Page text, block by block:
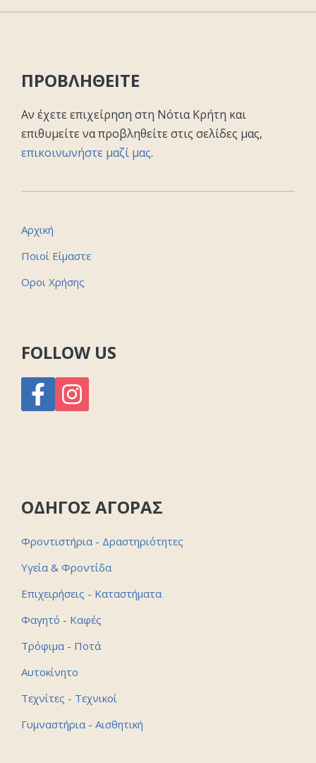
ΠΡΟΒΛΗΘΕΙΤΕ
Αν έχετε επιχείρηση στη Νότια Κρήτη και
επιθυμείτε να προβληθείτε στις σελίδες μας,
επικοινωνήστε μαζί μας.
Αρχική
Ποιοί Είμαστε
Οροι Χρήσης
FOLLOW US
ΟΔΗΓΟΣ ΑΓΟΡΑΣ
Φροντιστήρια - Δραστηριότητες
Υγεία & Φροντίδα
Επιχειρήσεις - Καταστήματα
Φαγητό - Καφές
Τρόφιμα - Ποτά
Αυτοκίνητο
Τεχνίτες - Τεχνικοί
Γυμναστήρια - Αισθητική